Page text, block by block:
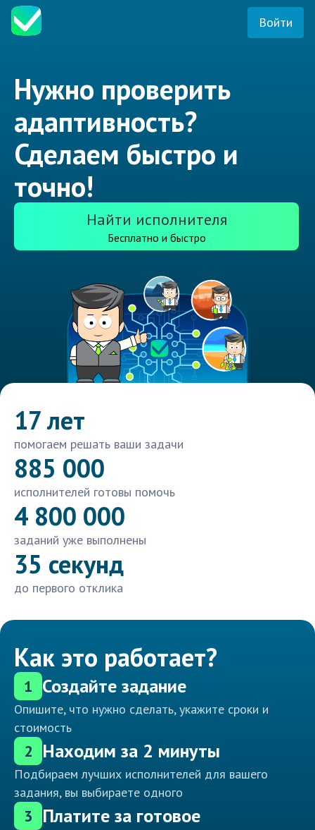
Войти
Нужно проверить
адаптивность?
Сделаем быстро и
точно!
Найти исполнителя
Бесплатно и быстро
17 лет
помогаем решать ваши задачи
885 000
исполнителей готовы помочь
4 800 000
заданий уже выполнены
35 секунд
до первого отклика
Как это работает?
1 Создайте задание
Опишите, что нужно сделать, укажите сроки и
стоимость
2 Находим за 2 минуты
Подбираем лучших исполнителей для вашего
задания, вы выбираете одного
3 Платите за готовое